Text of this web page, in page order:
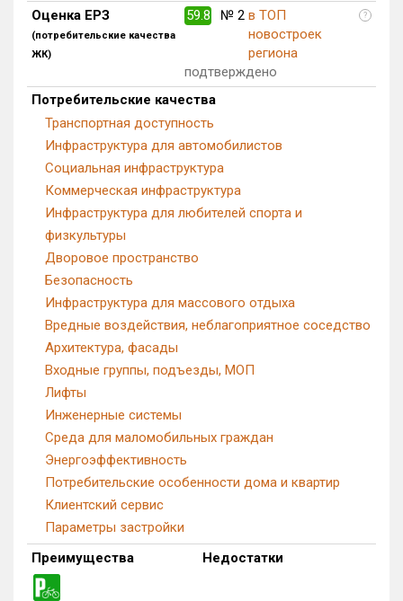
Оценка ЕРЗ
(потребительские качества
ЖК)
59.8 № 2 в ТОП
новостроек
региона
?
подтверждено
Потребительские качества
Транспортная доступность
Инфраструктура для автомобилистов
Социальная инфраструктура
Коммерческая инфраструктура
Инфраструктура для любителей спорта и
физкультуры
Дворовое пространство
Безопасность
Инфраструктура для массового отдыха
Вредные воздействия, неблагоприятное соседство
Архитектура, фасады
Входные группы, подъезды, МОП
Лифты
Инженерные системы
Среда для маломобильных граждан
Энергоэффективность
Потребительские особенности дома и квартир
Клиентский сервис
Параметры застройки
Преимущества
Недостатки